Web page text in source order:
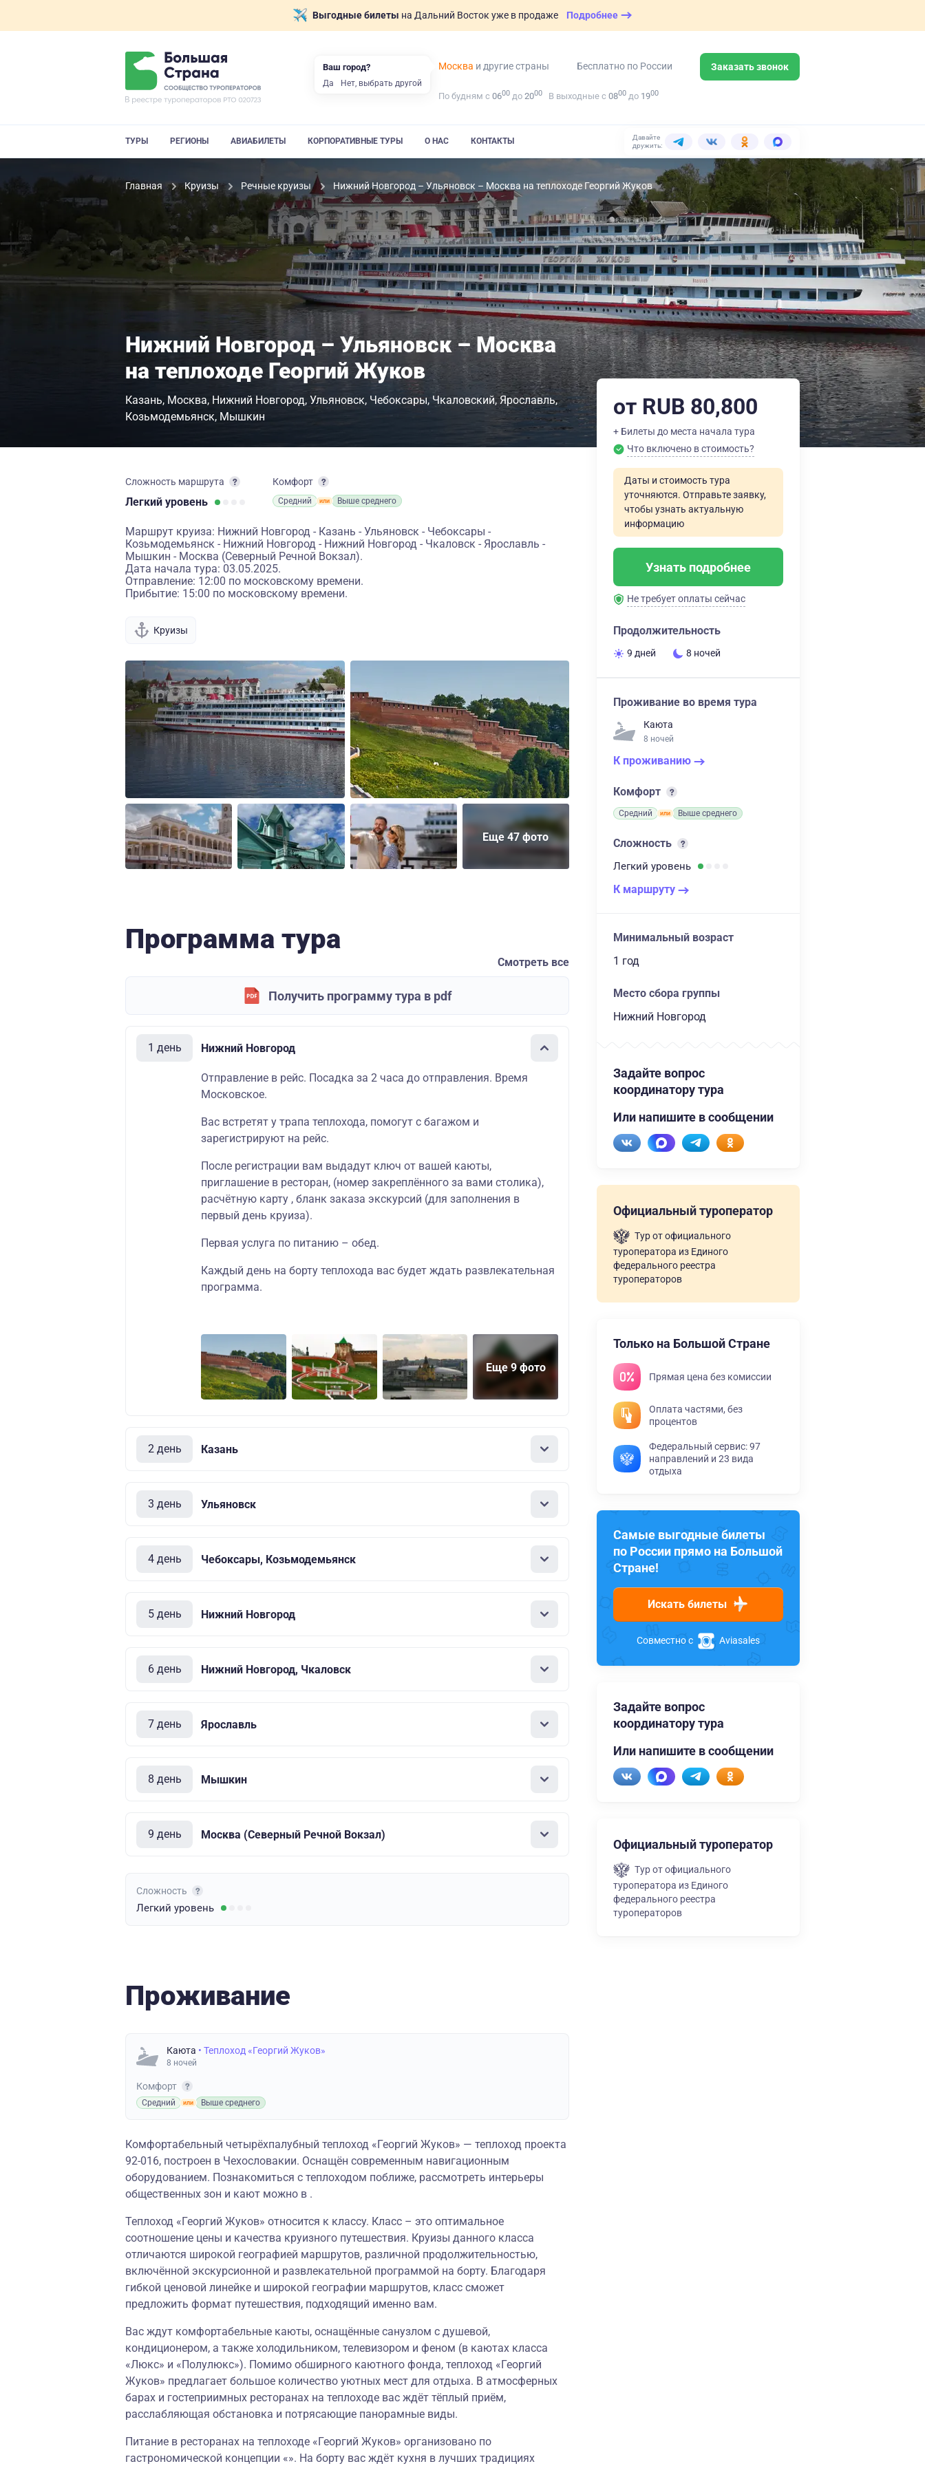
Выгодные билеты на Дальний Восток уже в продаже Подробнее
Москва и другие страны Бесплатно по России Заказать звонок
По будням с 0600 до 2000 В выходные с 0800 до 1900
ТУРЫ РЕГИОНЫ АВИАБИЛЕТЫ КОРПОРАТИВНЫЕ ТУРЫ О НАС КОНТАКТЫ
Давайте
дружить:
Главная Круизы Речные круизы Нижний Новгород – Ульяновск – Москва на теплоходе Георгий Жуков
Нижний Новгород – Ульяновск – Москва
на теплоходе Георгий Жуков
Казань Москва Нижний Новгород Ульяновск Чебоксары Чкаловский Ярославль
Козьмодемьянск Мышкин
Сложность маршрута
Легкий уровень
Комфорт
Средний Выше среднего
Маршрут круиза: Нижний Новгород - Казань - Ульяновск - Чебоксары -
Козьмодемьянск - Нижний Новгород - Нижний Новгород - Чкаловск - Ярославль -
Мышкин - Москва (Северный Речной Вокзал).
Дата начала тура: 03.05.2025.
Отправление: 12:00 по московскому времени.
Прибытие: 15:00 по московскому времени.
Круизы
Еще 47 фото
Программа тура
Смотреть все
Получить программу тура в pdf
1 день Нижний Новгород
Отправление в рейс. Посадка за 2 часа до отправления. Время
Московское.
Вас встретят у трапа теплохода, помогут с багажом и
зарегистрируют на рейс.
После регистрации вам выдадут ключ от вашей каюты,
приглашение в ресторан, (номер закреплённого за вами столика),
расчётную карту , бланк заказа экскурсий (для заполнения в
первый день круиза).
Первая услуга по питанию – обед.
Каждый день на борту теплохода вас будет ждать развлекательная
программа.
Еще 9 фото
2 день Казань
3 день Ульяновск
4 день Чебоксары, Козьмодемьянск
5 день Нижний Новгород
6 день Нижний Новгород, Чкаловск
7 день Ярославль
8 день Мышкин
9 день Москва (Северный Речной Вокзал)
Сложность
Легкий уровень
Проживание
Каюта • Теплоход «Георгий Жуков»
8 ночей
Комфорт
Средний Выше среднего
Комфортабельный четырёхпалубный теплоход «Георгий Жуков» — теплоход проекта
92-016, построен в Чехословакии. Оснащён современным навигационным
оборудованием. Познакомиться с теплоходом поближе, рассмотреть интерьеры
общественных зон и кают можно в .
Теплоход «Георгий Жуков» относится к классу. Класс – это оптимальное
соотношение цены и качества круизного путешествия. Круизы данного класса
отличаются широкой географией маршрутов, различной продолжительностью,
включённой экскурсионной и развлекательной программой на борту. Благодаря
гибкой ценовой линейке и широкой географии маршрутов, класс сможет
предложить формат путешествия, подходящий именно вам.
Вас ждут комфортабельные каюты, оснащённые санузлом с душевой,
кондиционером, а также холодильником, телевизором и феном (в каютах класса
«Люкс» и «Полулюкс»). Помимо обширного каютного фонда, теплоход «Георгий
Жуков» предлагает большое количество уютных мест для отдыха. В атмосферных
барах и гостеприимных ресторанах на теплоходе вас ждёт тёплый приём,
расслабляющая обстановка и потрясающие панорамные виды.
Питание в ресторанах на теплоходе «Георгий Жуков» организовано по
гастрономической концепции «». На борту вас ждёт кухня в лучших традициях
от RUB 80,800
+ Билеты до места начала тура
Что включено в стоимость?
Даты и стоимость тура
уточняются. Отправьте заявку,
чтобы узнать актуальную
информацию
Узнать подробнее
Не требует оплаты сейчас
Продолжительность
9 дней 8 ночей
Проживание во время тура
Каюта
8 ночей
К проживанию
Комфорт
Средний Выше среднего
Сложность
Легкий уровень
К маршруту
Минимальный возраст
1 год
Место сбора группы
Нижний Новгород
Задайте вопрос
координатору тура
Или напишите в сообщении
Официальный туроператор
Тур от официального
туроператора из Единого
федерального реестра
туроператоров
Только на Большой Стране
Прямая цена без комиссии
Оплата частями, без
процентов
Федеральный сервис: 97
направлений и 23 вида
отдыха
Самые выгодные билеты
по России прямо на Большой
Стране!
Искать билеты
Совместно с Aviasales
Задайте вопрос
координатору тура
Или напишите в сообщении
Официальный туроператор
Тур от официального
туроператора из Единого
федерального реестра
туроператоров
Ваш город?
Да Нет, выбрать другой